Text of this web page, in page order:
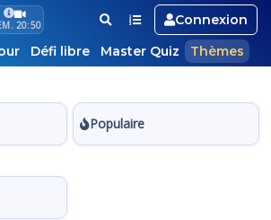
20:50
Connexion
Défi libre Master Quiz Thèmes
Populaire